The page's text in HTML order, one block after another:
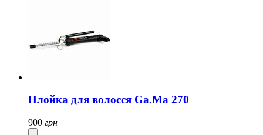
Плойка для волосся Ga.Ma 270
900 грн